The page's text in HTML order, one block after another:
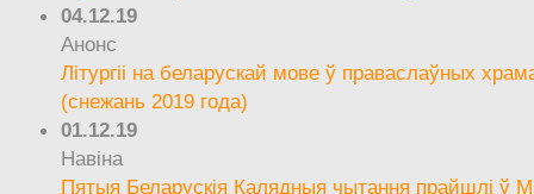
04.12.19
Анонс
Літургіі на беларускай мове ў праваслаўных
(снежань 2019 года)
01.12.19
Навіна
Пятыя Беларускія Калядныя чытання прайшлі ў